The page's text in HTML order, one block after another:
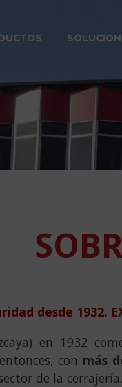
desde 1932.
en 1932
con más
de la cerrajería.